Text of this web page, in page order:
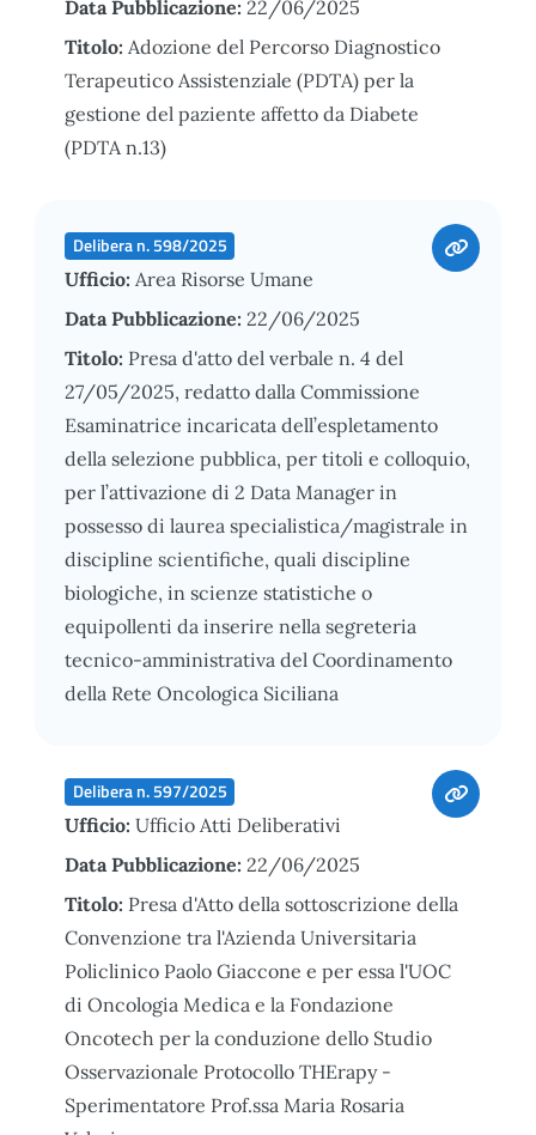
Data Pubblicazione: 22/06/2025
Titolo: Adozione del Percorso Diagnostico
Terapeutico Assistenziale (PDTA) per la
gestione del paziente affetto da Diabete
(PDTA n.13)
Delibera n. 598/2025
Ufficio: Area Risorse Umane
Data Pubblicazione: 22/06/2025
Titolo: Presa d'atto del verbale n. 4 del
27/05/2025, redatto dalla Commissione
Esaminatrice incaricata dell’espletamento
della selezione pubblica, per titoli e colloquio,
per l’attivazione di 2 Data Manager in
possesso di laurea specialistica/magistrale in
discipline scientifiche, quali discipline
biologiche, in scienze statistiche o
equipollenti da inserire nella segreteria
tecnico-amministrativa del Coordinamento
della Rete Oncologica Siciliana
Delibera n. 597/2025
Ufficio: Ufficio Atti Deliberativi
Data Pubblicazione: 22/06/2025
Titolo: Presa d'Atto della sottoscrizione della
Convenzione tra l'Azienda Universitaria
Policlinico Paolo Giaccone e per essa l'UOC
di Oncologia Medica e la Fondazione
Oncotech per la conduzione dello Studio
Osservazionale Protocollo THErapy -
Sperimentatore Prof.ssa Maria Rosaria